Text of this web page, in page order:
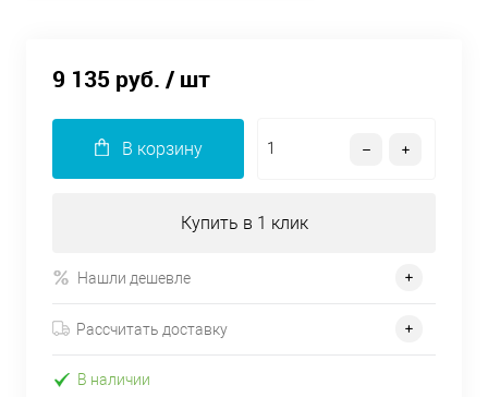
9 135 руб. / шт
В корзину
Купить в 1 клик
Нашли дешевле
Рассчитать доставку
В наличии